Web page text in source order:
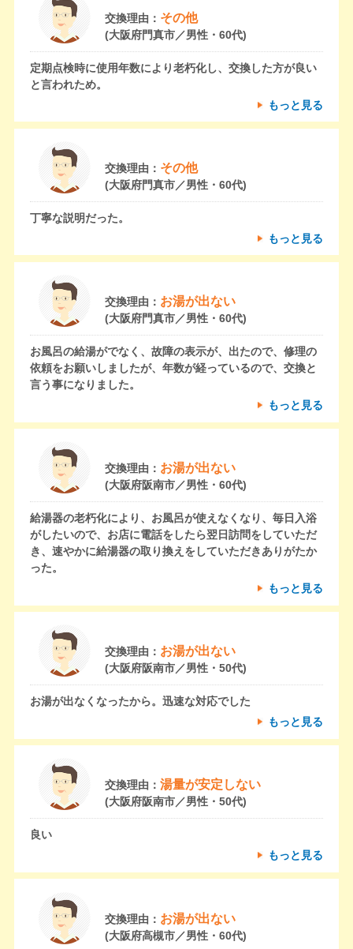
交換理由： その他
(大阪府門真市／男性・60代)
定期点検時に使用年数により老朽化し、交換した方が良い
と言われため。
もっと見る
交換理由： その他
(大阪府門真市／男性・60代)
丁寧な説明だった。
もっと見る
交換理由： お湯が出ない
(大阪府門真市／男性・60代)
お風呂の給湯がでなく、故障の表示が、出たので、修理の
依頼をお願いしましたが、年数が経っているので、交換と
言う事になりました。
もっと見る
交換理由： お湯が出ない
(大阪府阪南市／男性・60代)
給湯器の老朽化により、お風呂が使えなくなり、毎日入浴
がしたいので、お店に電話をしたら翌日訪問をしていただ
き、速やかに給湯器の取り換えをしていただきありがたか
った。
もっと見る
交換理由： お湯が出ない
(大阪府阪南市／男性・50代)
お湯が出なくなったから。迅速な対応でした
もっと見る
交換理由： 湯量が安定しない
(大阪府阪南市／男性・50代)
良い
もっと見る
交換理由： お湯が出ない
(大阪府高槻市／男性・60代)